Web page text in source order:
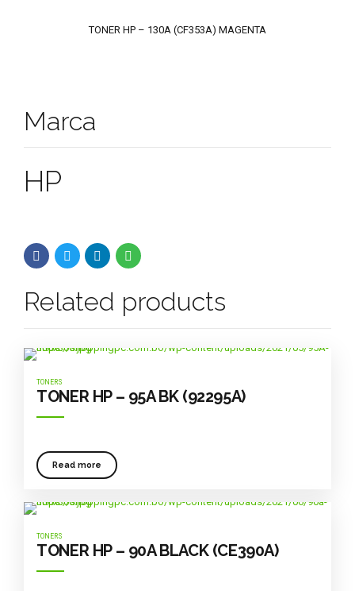
TONER HP – 130A (CF353A) MAGENTA
Marca
HP
Related products
TONERS
TONER HP – 95A BK (92295A)
Read more
TONERS
TONER HP – 90A BLACK (CE390A)